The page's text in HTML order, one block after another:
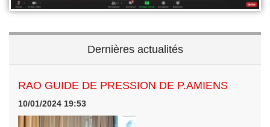
Dernières actualités
RAO GUIDE DE PRESSION DE P.AMIENS
10/01/2024 19:53